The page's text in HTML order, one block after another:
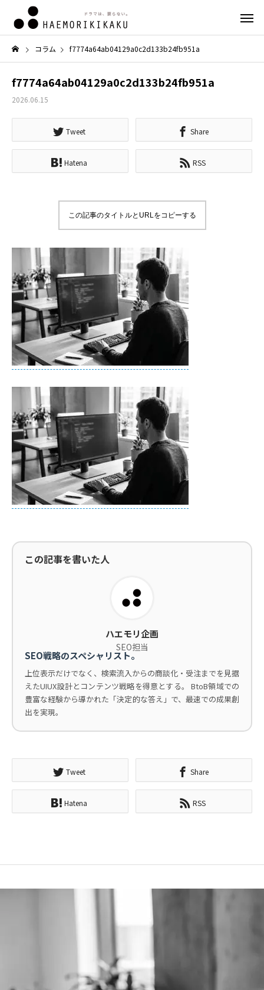
コラム f7774a64ab04129a0c2d133b24fb951a
f7774a64ab04129a0c2d133b24fb951a
2026.06.15
Tweet Share
Hatena RSS
この記事のタイトルとURLをコピーする
この記事を書いた人
ハエモリ企画
SEO担当
SEO戦略のスペシャリスト。
上位表示だけでなく、検索流入からの商談化・受注までを見据
えたUIUX設計とコンテンツ戦略を得意とする。 BtoB領域での
豊富な経験から導かれた「決定的な答え」で、最速での成果創
出を実現。
Tweet Share
Hatena RSS